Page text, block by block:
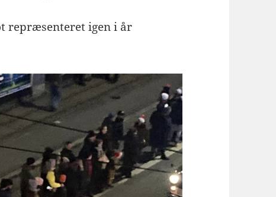
repræsenteret igen i år